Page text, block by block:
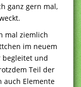
ganz gern mal,
mal ziemlich
im neuem
begleitet und
Teil der
auch Elemente